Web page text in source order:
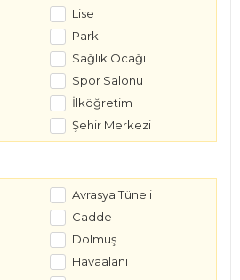
Lise
Park
Sağlık Ocağı
Spor Salonu
İlköğretim
Şehir Merkezi
Avrasya Tüneli
Cadde
Dolmuş
Havaalanı